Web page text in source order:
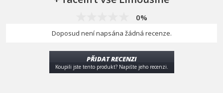
0%
Doposud není napsána žádná recenze.
PŘIDAT RECENZI
Koupili jste tento produkt? Napište jeho recenzi.